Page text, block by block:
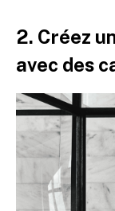
2. Créez
avec des